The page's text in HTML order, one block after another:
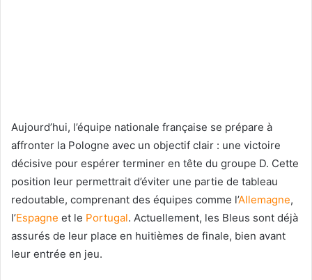
Aujourd’hui, l’équipe nationale française se prépare à
affronter la Pologne avec un objectif clair : une victoire
décisive pour espérer terminer en tête du groupe D. Cette
position leur permettrait d’éviter une partie de tableau
redoutable, comprenant des équipes comme l’Allemagne,
l’Espagne et le Portugal. Actuellement, les Bleus sont déjà
assurés de leur place en huitièmes de finale, bien avant
leur entrée en jeu.